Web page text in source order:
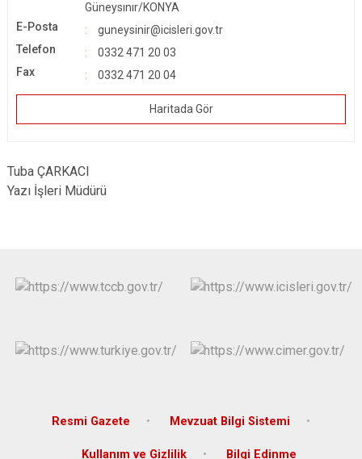
Güneysınır/KONYA
E-Posta
guneysinir@icisleri.gov.tr
Telefon
0332 471 20 03
Fax
0332 471 20 04
Haritada Gör
Tuba ÇARKACI
Yazı İşleri Müdürü
Resmi Gazete Mevzuat Bilgi Sistemi
Kullanım ve Gizlilik Bilgi Edinme